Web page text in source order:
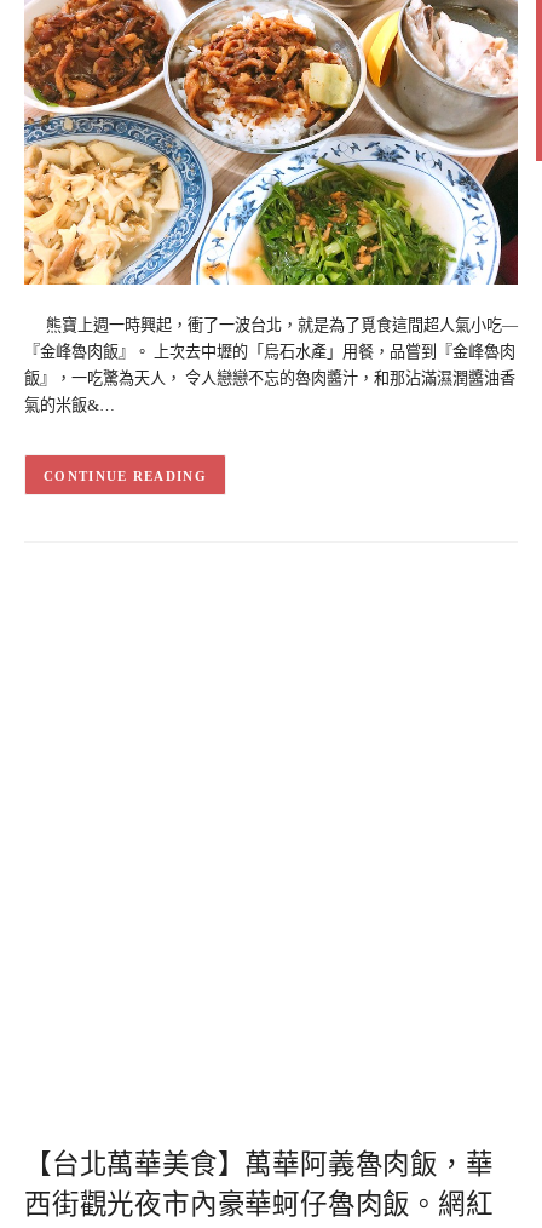
熊寶上週一時興起，衝了一波台北，就是為了覓食這間超人氣小吃—
『金峰魯肉飯』。 上次去中壢的「烏石水產」用餐，品嘗到『金峰魯肉
飯』，一吃驚為天人， 令人戀戀不忘的魯肉醬汁，和那沾滿濕潤醬油香
氣的米飯&…
CONTINUE READING
【台北萬華美食】萬華阿義魯肉飯，華
西街觀光夜市內豪華蚵仔魯肉飯。網紅